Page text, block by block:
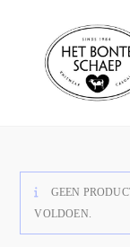
GEEN
VOLDOEN.